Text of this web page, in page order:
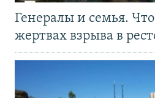
Генералы и семья.
жертвах взрыва в